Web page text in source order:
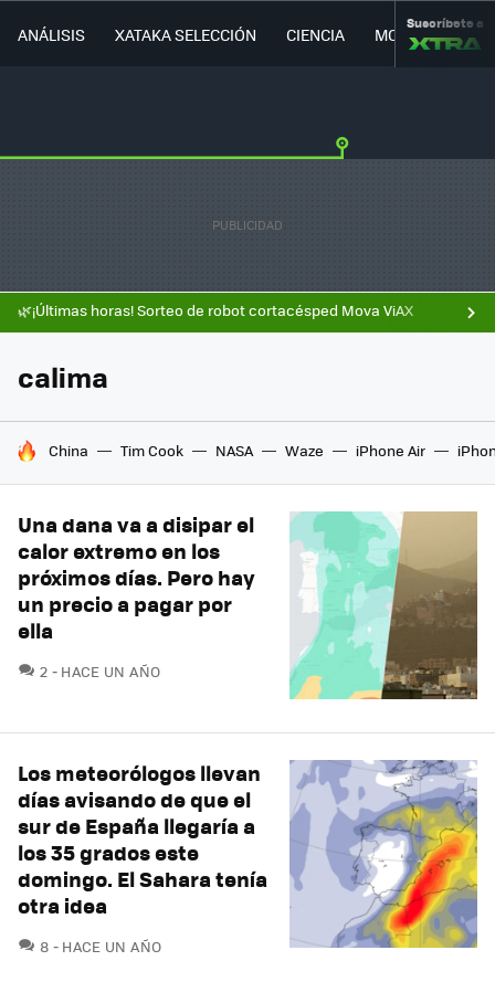
ANÁLISIS XATAKA SELECCIÓN CIENCIA MOVILIDAD
Suscríbete a
🌿¡Últimas horas! Sorteo de robot cortacésped Mova ViAX
calima
HOY SE HABLA DE
China Tim Cook NASA Waze iPhone Air
Una dana va a disipar el
calor extremo en los
próximos días. Pero hay
un precio a pagar por
ella
2 COMENTARIOS
HACE UN AÑO
Los meteorólogos llevan
días avisando de que el
sur de España llegaría a
los 35 grados este
domingo. El Sahara tenía
otra idea
8 COMENTARIOS
HACE UN AÑO